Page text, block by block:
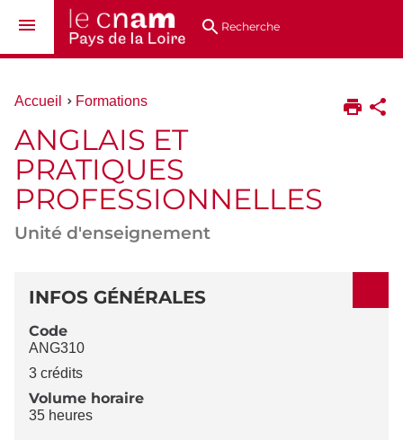
au
directsRecherche
Vous
ici :
Accueil Formations
ANGLAIS ET
PRATIQUES
PROFESSIONNELLES
Unité d'enseignement
DÉTAILS
INFOS GÉNÉRALES
Code
ANG310
3 crédits
Volume horaire
35 heures